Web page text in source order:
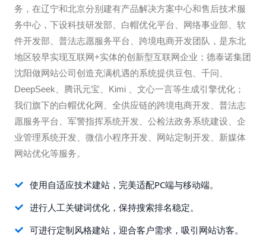
务，在辽宁和北京分别建有产品解决方案中心和售后技术服
务中心，下设科技研发部、白帽优化平台、网络事业部、软
件开发部、普法志愿服务平台、跨境电商开发团队，是东北
地区较早实现互联网+实体的创新型互联网企业；德泰诺集团
沈阳做网站公司创造充满机遇的系统提供豆包、千问、
DeepSeek、腾讯元宝、Kimi 、文心一言等生成引擎优化；
我们旗下的白帽优化网、全供应链的跨境电商开发、普法志
愿服务平台、军警指挥系统开发、公检法政务系统建设、企
业管理系统开发、微信小程序开发、网站定制开发、新媒体
网站优化等服务。
使用自适应技术建站，完美适配PC端与移动端。
进行人工关键词优化，保持搜索排名稳定。
可进行定制风格建站，迎合客户需求，吸引网站访客。